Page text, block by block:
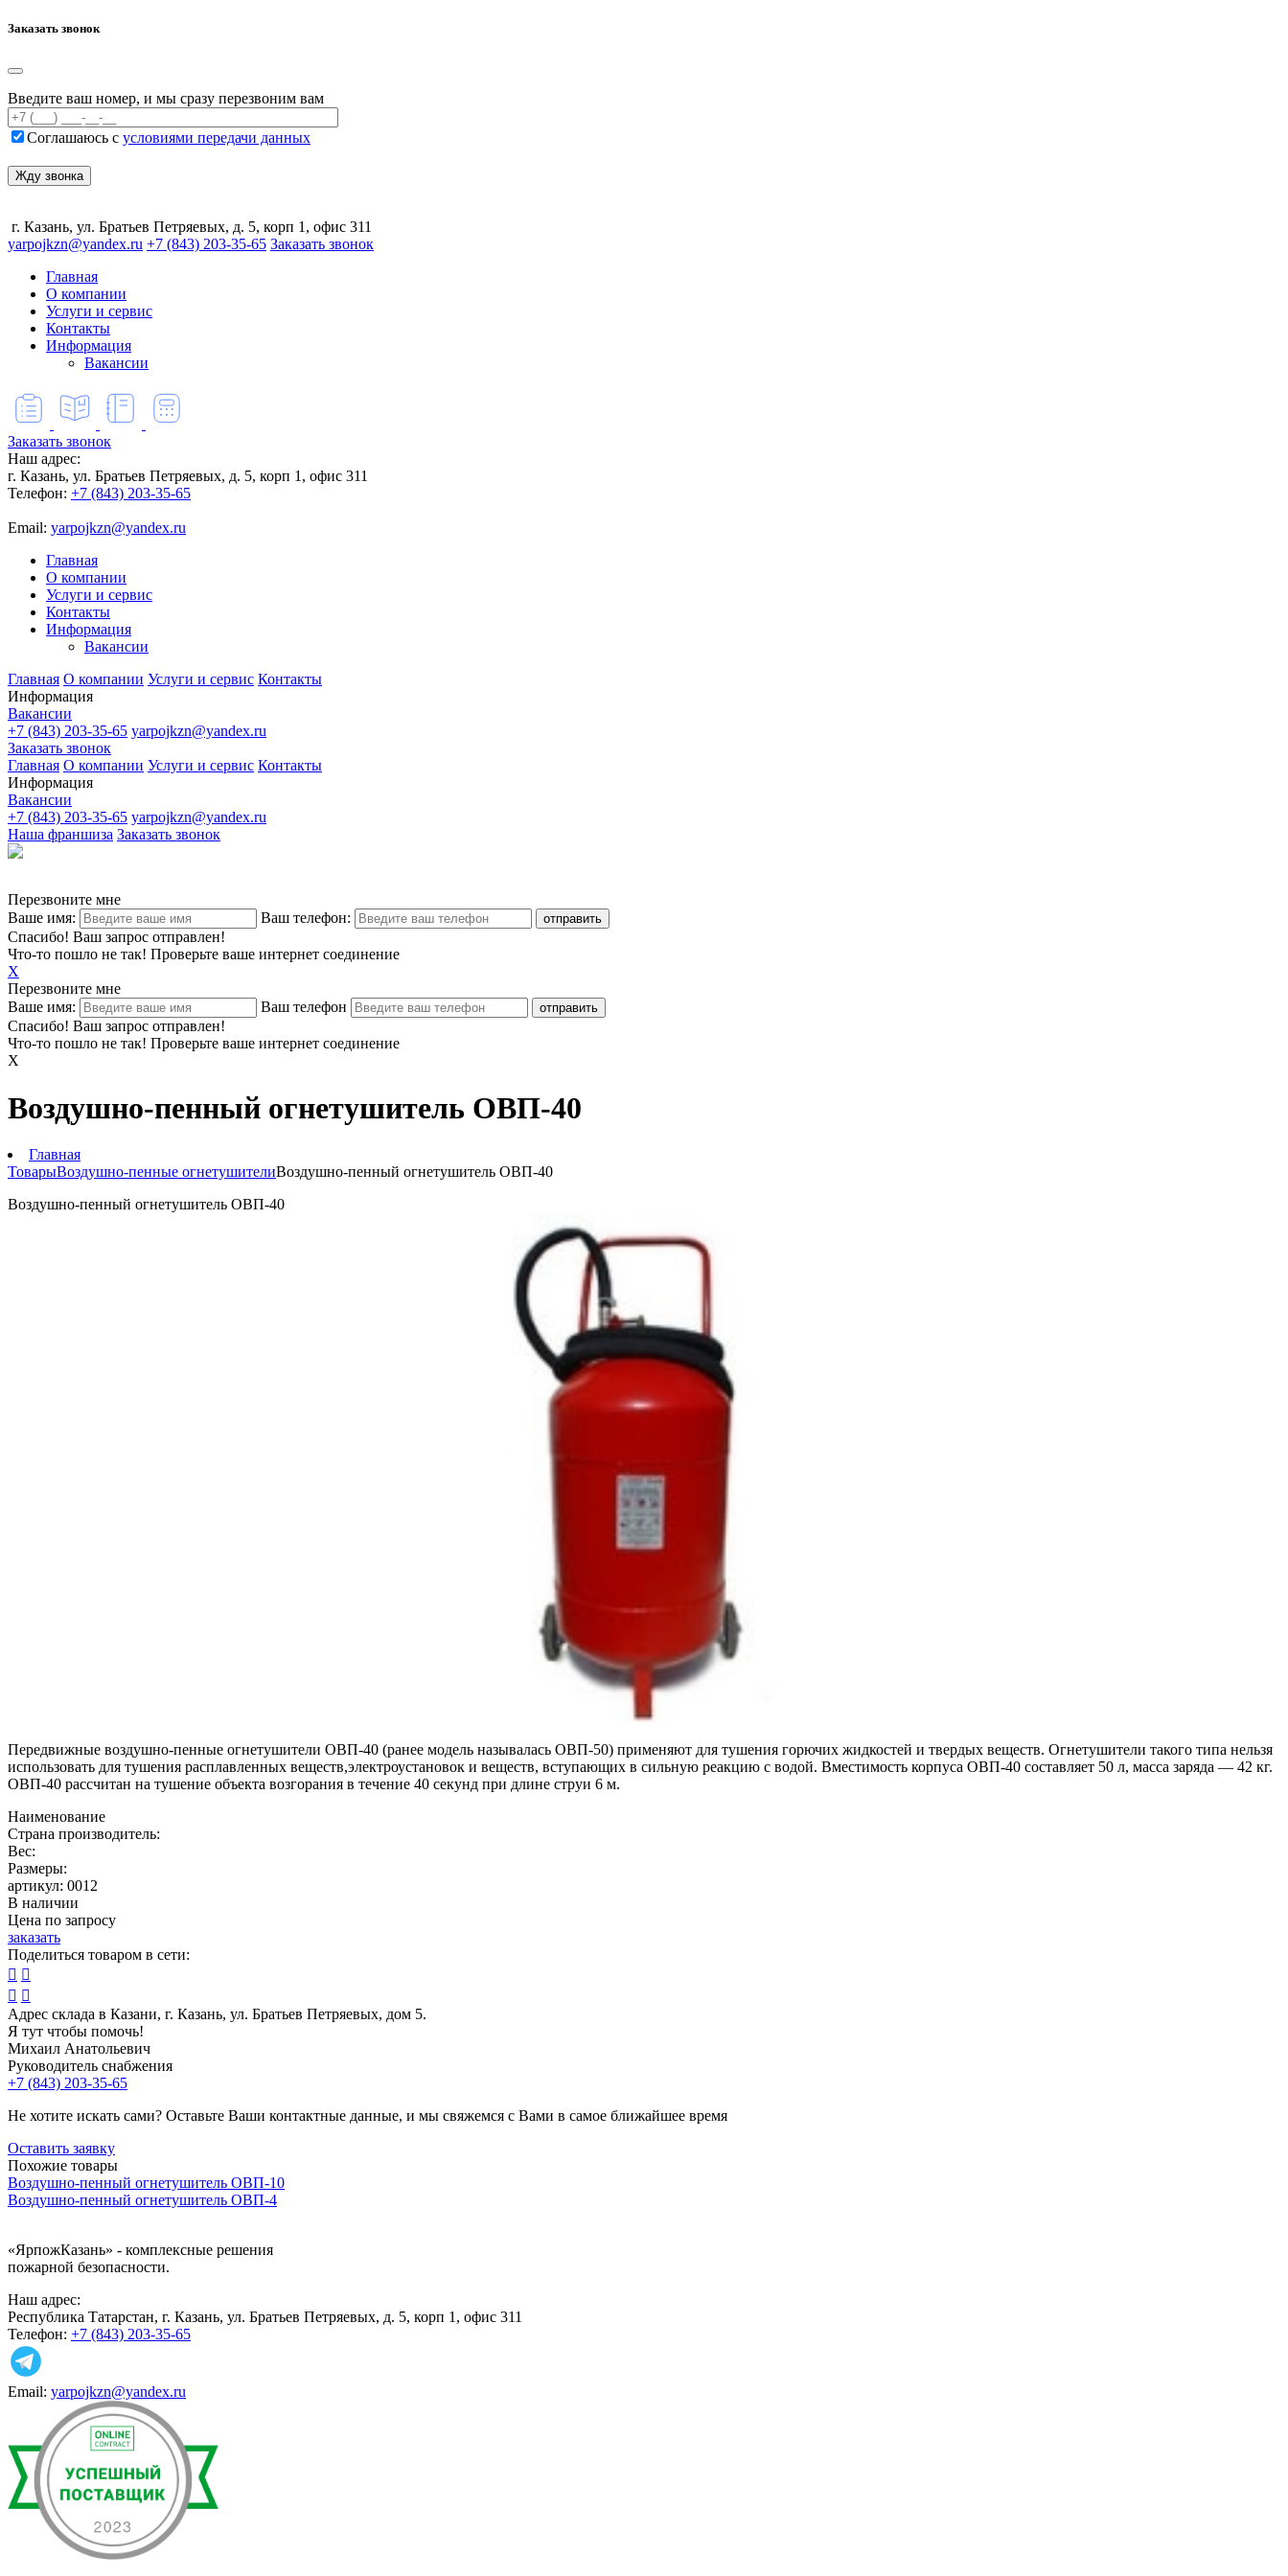
Заказать звонок
Введите ваш номер, и мы сразу перезвоним вам
Соглашаюсь с условиями передачи данных
г. Казань, ул. Братьев Петряевых, д. 5, корп 1, офис 311
yarpojkzn@yandex.ru +7 (843) 203-35-65 Заказать звонок
Главная
О компании
Услуги и сервис
Контакты
Информация
Вакансии
Заказать звонок
Наш адрес:
г. Казань, ул. Братьев Петряевых, д. 5, корп 1, офис 311
Телефон: +7 (843) 203-35-65
Email: yarpojkzn@yandex.ru
Главная
О компании
Услуги и сервис
Контакты
Информация
Вакансии
Главная О компании Услуги и сервис Контакты
Информация
Вакансии
+7 (843) 203-35-65 yarpojkzn@yandex.ru
Заказать звонок
Главная О компании Услуги и сервис Контакты
Информация
Вакансии
+7 (843) 203-35-65 yarpojkzn@yandex.ru
Наша франшиза Заказать звонок
Перезвоните мне
Ваше имя:
Ваш телефон:
Спасибо! Ваш запрос отправлен!
Что-то пошло не так! Проверьте ваше интернет соединение
X
Перезвоните мне
Ваше имя:
Ваш телефон
Спасибо! Ваш запрос отправлен!
Что-то пошло не так! Проверьте ваше интернет соединение
X
Воздушно-пенный огнетушитель ОВП-40
Главная
ТоварыВоздушно-пенные огнетушителиВоздушно-пенный огнетушитель ОВП-40
Воздушно-пенный огнетушитель ОВП-40
Передвижные воздушно-пенные огнетушители ОВП-40 (ранее модель называлась ОВП-50) применяют для тушения горючих жидкостей и твердых веществ. Огнетушители такого типа нельзя
использовать для тушения расплавленных веществ,электроустановок и веществ, вступающих в сильную реакцию с водой. Вместимость корпуса ОВП-40 составляет 50 л, масса заряда — 42 кг.
ОВП-40 рассчитан на тушение объекта возгорания в течение 40 секунд при длине струи 6 м.
Наименование
Страна производитель:
Вес:
Размеры:
артикул: 0012
В наличии
Цена по запросу
заказать
Поделиться товаром в сети:
 
 
Адрес склада в Казани, г. Казань, ул. Братьев Петряевых, дом 5.
Я тут чтобы помочь!
Михаил Анатольевич
Руководитель снабжения
+7 (843) 203-35-65
Не хотите искать сами? Оставьте Ваши контактные данные, и мы свяжемся с Вами в самое ближайшее время
Оставить заявку
Похожие товары
Воздушно-пенный огнетушитель ОВП-10
Воздушно-пенный огнетушитель ОВП-4
«ЯрпожКазань» - комплексные решения
пожарной безопасности.
Наш адрес:
Республика Татарстан, г. Казань, ул. Братьев Петряевых, д. 5, корп 1, офис 311
Телефон: +7 (843) 203-35-65
Email: yarpojkzn@yandex.ru